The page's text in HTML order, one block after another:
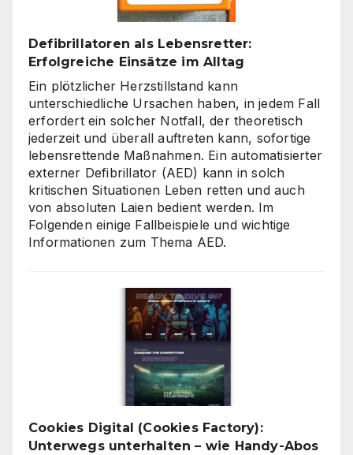
Defibrillatoren als Lebensretter:
Erfolgreiche Einsätze im Alltag
Ein plötzlicher Herzstillstand kann
unterschiedliche Ursachen haben, in jedem Fall
erfordert ein solcher Notfall, der theoretisch
jederzeit und überall auftreten kann, sofortige
lebensrettende Maßnahmen. Ein automatisierter
externer Defibrillator (AED) kann in solch
kritischen Situationen Leben retten und auch
von absoluten Laien bedient werden. Im
Folgenden einige Fallbeispiele und wichtige
Informationen zum Thema AED.
Cookies Digital (Cookies Factory):
Unterwegs unterhalten – wie Handy-Abos